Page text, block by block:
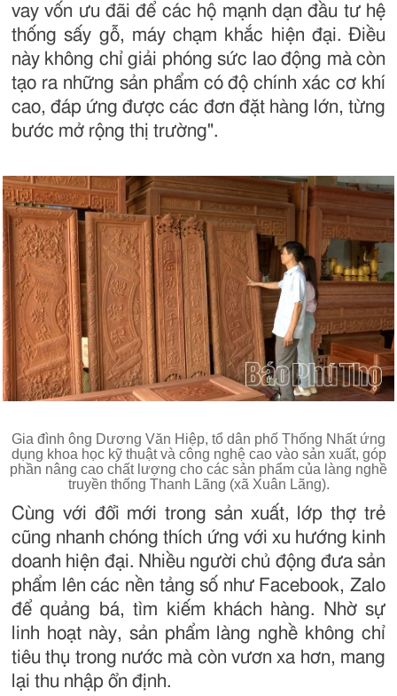
vay vốn ưu đãi để các hộ mạnh dạn đầu tư hệ
thống sấy gỗ, máy chạm khắc hiện đại. Điều
này không chỉ giải phóng sức lao động mà còn
tạo ra những sản phẩm có độ chính xác cơ khí
cao, đáp ứng được các đơn đặt hàng lớn, từng
bước mở rộng thị trường".
Gia đình ông Dương Văn Hiệp, tổ dân phố Thống Nhất ứng
dụng khoa học kỹ thuật và công nghệ cao vào sản xuất, góp
phần nâng cao chất lượng cho các sản phẩm của làng nghề
truyền thống Thanh Lãng (xã Xuân Lãng).
Cùng với đổi mới trong sản xuất, lớp thợ trẻ
cũng nhanh chóng thích ứng với xu hướng kinh
doanh hiện đại. Nhiều người chủ động đưa sản
phẩm lên các nền tảng số như Facebook, Zalo
để quảng bá, tìm kiếm khách hàng. Nhờ sự
linh hoạt này, sản phẩm làng nghề không chỉ
tiêu thụ trong nước mà còn vươn xa hơn, mang
lại thu nhập ổn định.